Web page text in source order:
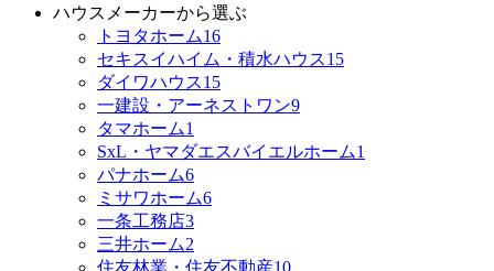
ハウスメーカーから選ぶ
トヨタホーム16
セキスイハイム・積水ハウス15
ダイワハウス15
一建設・アーネストワン9
タマホーム1
SxL・ヤマダエスバイエルホーム1
パナホーム6
ミサワホーム6
一条工務店3
三井ホーム2
住友林業・住友不動産10